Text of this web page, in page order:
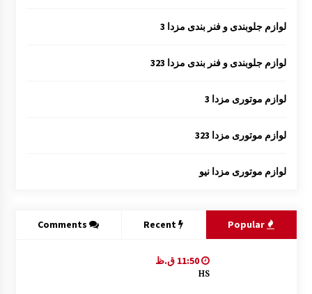
لوازم جلوبندی و فنر بندی مزدا 3
لوازم جلوبندی و فنر بندی مزدا 323
لوازم موتوری مزدا 3
لوازم موتوری مزدا 323
لوازم موتوری مزدا نیو
Recent
Comments
11:50 ق.ظ
HS